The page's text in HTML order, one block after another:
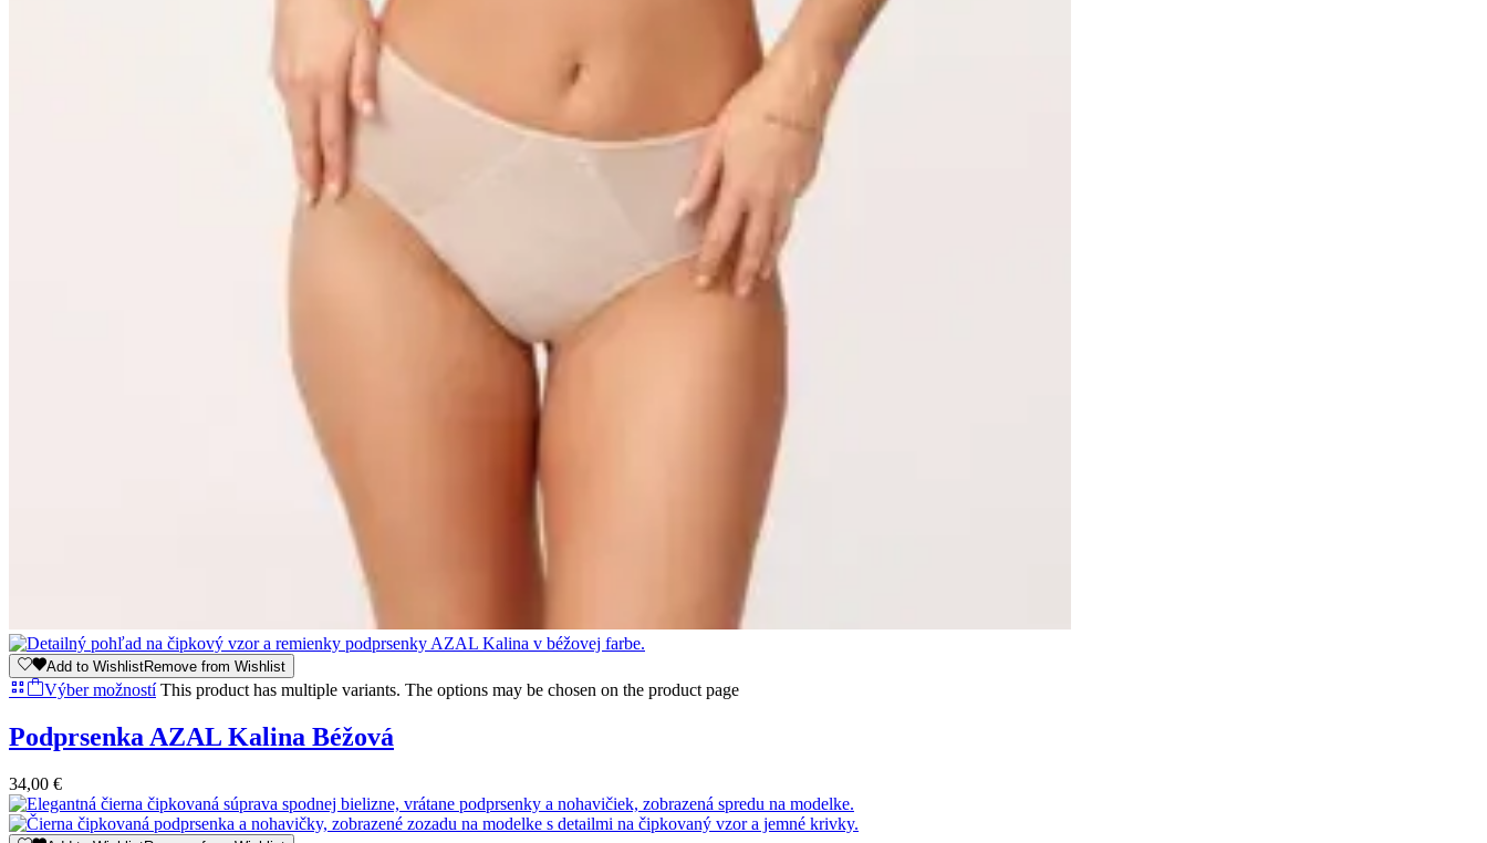
Add to WishlistRemove from Wishlist
Výber možností This product has multiple variants. The options may be chosen on the product page
Podprsenka AZAL Kalina Béžová
34,00 €